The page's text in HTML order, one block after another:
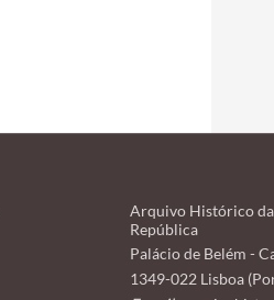
Arquivo Histórico
República
Palácio de Belém -
1349-022 Lisboa